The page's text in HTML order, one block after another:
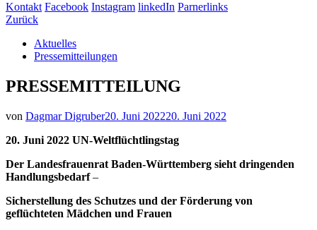
Kontakt Facebook Instagram linkedIn Parnerlinks
Zurück
Aktuelles
Pressemitteilungen
PRESSEMITTEILUNG
von Dagmar Digruber20. Juni 202220. Juni 2022
20. Juni 2022 UN-Weltflüchtlingstag
Der Landesfrauenrat Baden-Württemberg sieht dringenden
Handlungsbedarf–
Sicherstellung des Schutzes und der Förderung von
geflüchteten Mädchen und Frauen